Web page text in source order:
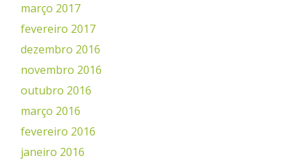
março 2017
fevereiro 2017
dezembro 2016
novembro 2016
outubro 2016
março 2016
fevereiro 2016
janeiro 2016